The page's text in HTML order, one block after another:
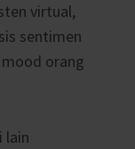
virtual,
sentimen
orang
lain